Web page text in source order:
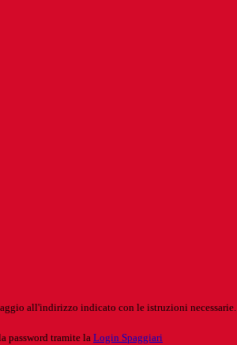
all'indirizzo indicato con le istruzioni necessarie.
password tramite la Login Spaggiari